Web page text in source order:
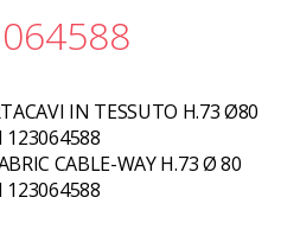
IN TESSUTO H.73 Ø80
123064588
CABLE-WAY H.73 Ø 80
123064588